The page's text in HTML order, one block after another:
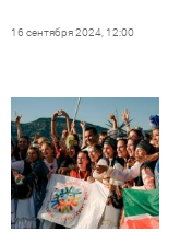
16 сентября 2024, 12:00